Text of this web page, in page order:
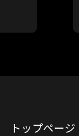
トップページ